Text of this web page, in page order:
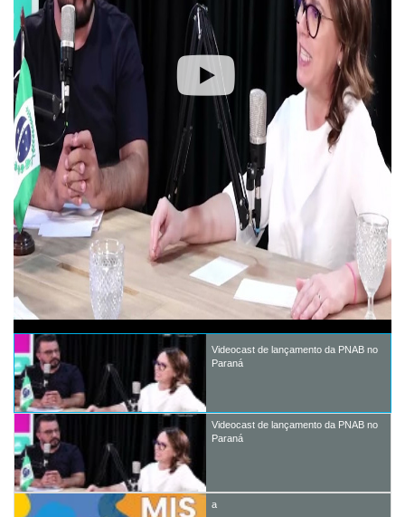
Videocast de lançamento da PNAB no
Paraná
Videocast de lançamento da PNAB no
Paraná
a